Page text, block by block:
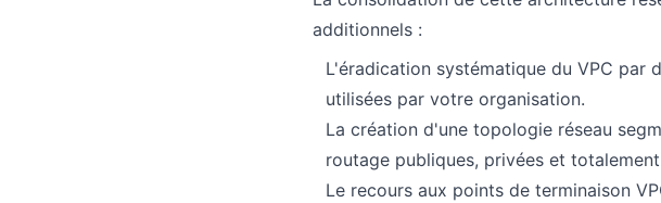
additionnels :
L'éradication systématique du VPC par
utilisées par votre organisation.
La création d'une topologie réseau
routage publiques, privées et
Le recours aux points de terminaison